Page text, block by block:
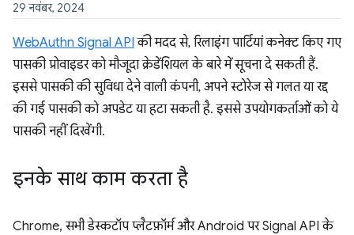
29 नवंबर, 2024
WebAuthn Signal API की मदद से, रिलाइंग पार्टियां कनेक्ट किए गए
पासकी प्रोवाइडर को मौजूदा क्रेडेंशियल के बारे में सूचना दे सकती हैं.
इससे पासकी की सुविधा देने वाली कंपनी, अपने स्टोरेज से गलत या रद्द
की गई पासकी को अपडेट या हटा सकती है. इससे उपयोगकर्ताओं को ये
पासकी नहीं दिखेंगी.
इनके साथ काम करता है
Chrome, सभी डेस्कटॉप प्लैटफ़ॉर्म और Android पर Signal API के